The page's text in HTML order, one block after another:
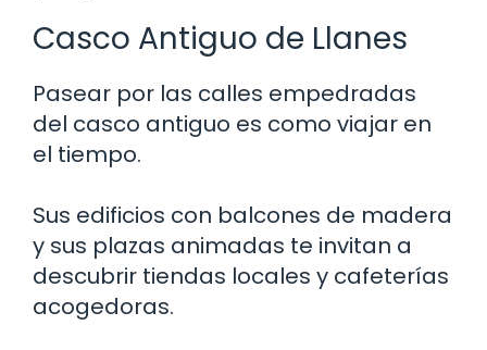
Casco Antiguo de Llanes
Pasear por las calles empedradas
del casco antiguo es como viajar en
el tiempo.
Sus edificios con balcones de madera
y sus plazas animadas te invitan a
descubrir tiendas locales y cafeterías
acogedoras.